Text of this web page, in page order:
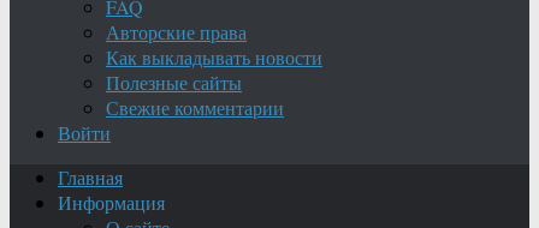
FAQ
Авторские права
Как выкладывать новости
Полезные сайты
Свежие комментарии
Войти
Главная
Информация